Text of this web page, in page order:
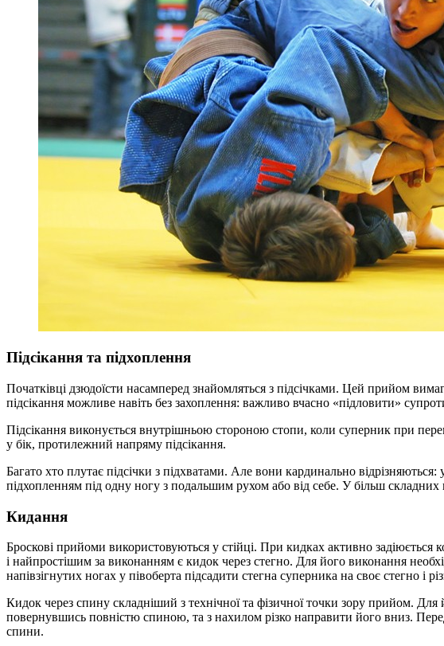
Підсікання та підхоплення
Початківці дзюдоїсти насамперед знайомляться з підсічками. Цей прийом
підсікання можливе навіть без захоплення: важливо вчасно «підловити»
Підсікання виконується внутрішньою стороною стопи, коли суперник при
у бік, протилежний напряму підсікання.
Багато хто плутає підсічки з підхватами. Але вони кардинально
підхопленням під одну ногу з подальшим рухом або від себе. У більш
Кидання
Броскові прийоми використовуються у стійці. При кидках активно
і найпростішим за виконанням є кидок через стегно. Для його виконання
напівзігнутих ногах у півоберта підсадити стегна суперника на своє стегно і
Кидок через спину складніший з технічної та фізичної точки зору прийом. Для
повернувшись повністю спиною, та з нахилом різко направити його вниз.
спини.